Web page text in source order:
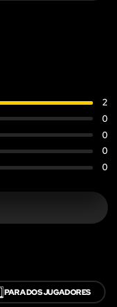
2
0
0
0
0
PARA DOS JUGADORES